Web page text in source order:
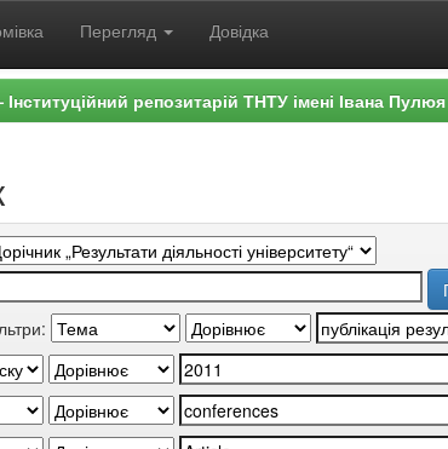
Перегляд Довідка
репозитарій ТНТУ імені Івана Пулюя